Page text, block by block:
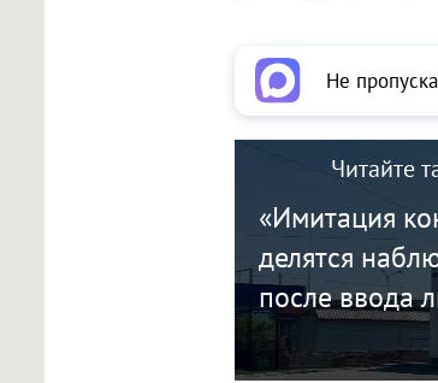
Не
Читайте
«Имитация
делятся
после ввода